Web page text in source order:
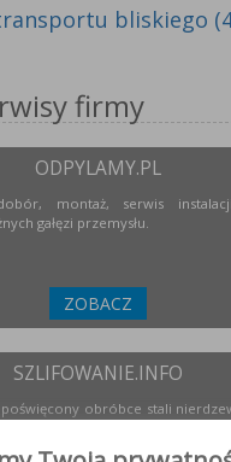
bliskiego
firmy
ODPYLAMY.PL
montaż, serwis
gałęzi przemysłu.
ZOBACZ
SZLIFOWANIE.INFO
obróbce stali
i technologiach.